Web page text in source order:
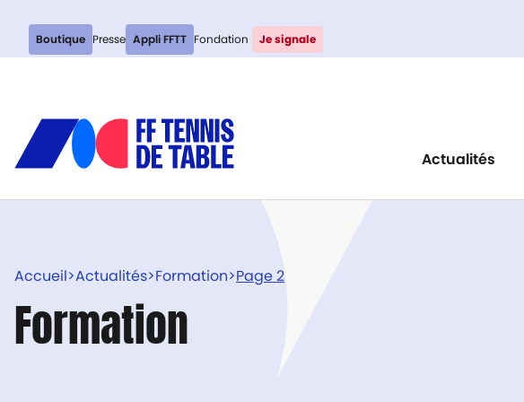
Boutique Presse Appli FFTT Fondation Je signale
Actualités
Accueil>Actualités>Formation>Page 2
Formation